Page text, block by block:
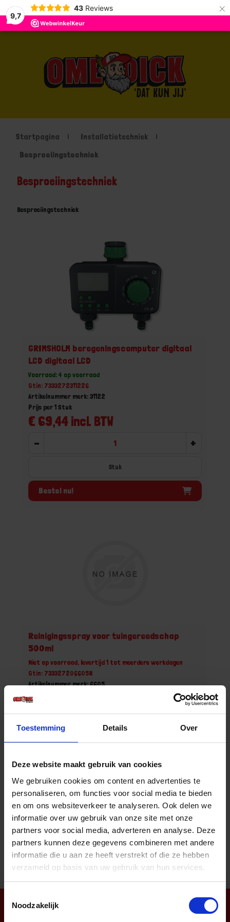
Toestemming Details Over
Deze website maakt gebruik van cookies
We gebruiken cookies om content en advertenties te
personaliseren, om functies voor social media te bieden
en om ons websiteverkeer te analyseren. Ook delen we
informatie over uw gebruik van onze site met onze
partners voor social media, adverteren en analyse. Deze
partners kunnen deze gegevens combineren met andere
informatie die u aan ze heeft verstrekt of die ze hebben
verzameld op basis van uw gebruik van hun services.
Noodzakelijk
9,7
43 Reviews ×
Startpagina
Installatietechniek
Besproeiingstechniek
Besproeiingstechniek
Besproeiingstechniek
GRIMSHOLM beregeningscomputer digitaal
LCD digitaal LCD
Voorraad: 4 op voorraad
Gtin: 7333272311226
Artikelnummer merk: 31122
€ 69,44 incl. BTW
Prijs per 1 Stuk
- +
Stuk
Bestel nu!
Reinigingsspray voor tuingereedschap
500ml
Niet op voorraad, levertijd 1 tot meerdere werkdagen
Gtin: 7333272066058
Artikelnummer merk: 6605
- +
Bestel nu!
Aantal producten tonen
Nieuwsbrief